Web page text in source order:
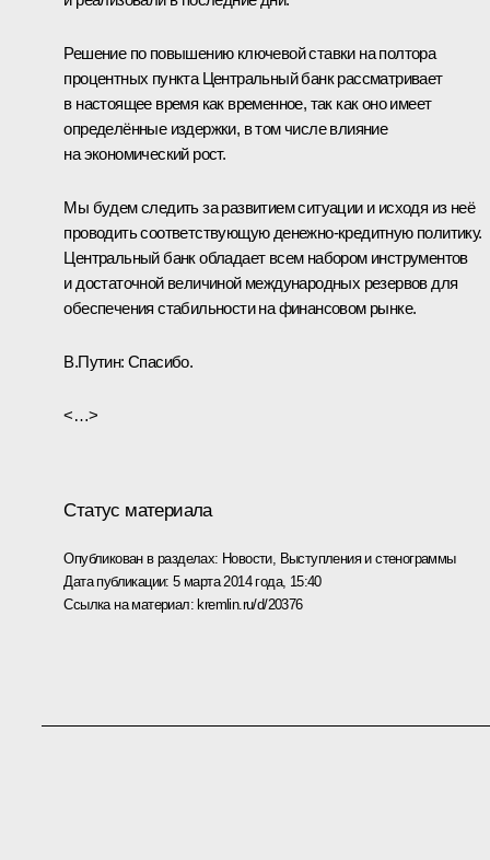
Решение по повышению ключевой ставки на полтора
процентных пункта Центральный банк рассматривает
в настоящее время как временное, так как оно имеет
определённые издержки, в том числе влияние
на экономический рост.
Мы будем следить за развитием ситуации и исходя из неё
проводить соответствующую денежно-кредитную политику.
Центральный банк обладает всем набором инструментов
и достаточной величиной международных резервов для
обеспечения стабильности на финансовом рынке.
В.Путин: Спасибо.
<…>
Статус материала
Опубликован в разделах: Новости, Выступления и стенограммы
Дата публикации:5 марта 2014 года, 15:40
Ссылка на материал: kremlin.ru/d/20376